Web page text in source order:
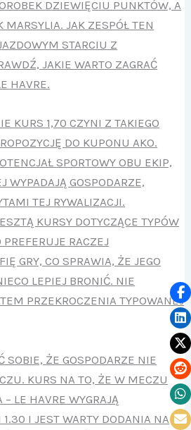
DZIEWIĘCIU PUNKTÓW, A
MARSYLIA. JAK ZESPÓŁ TEN
STARCIU Z
JAKIE WARTO ZAGRAĆ
HAVRE.
KURS 1,70 CZYNI Z TAKIEGO
DO KUPONU AKO.
SPORTOWY OBU EKIP,
WYPADAJĄ GOSPODARZE,
TEJ RYWALIZACJI.
KURSY DOTYCZĄCE TYPÓW
RACZEJ
GRY, CO SPRAWIA, ŻE JEGO
LEPIEJ BRONIĆ. NIE
PRZEKROCZENIA TYPOWANEJ
SOBIE, ŻE GOSPODARZE NIE
KURS NA TO, ŻE W MECZU
LE HAVRE WYGRAJĄ
I JEST WARTY DODANIA NA